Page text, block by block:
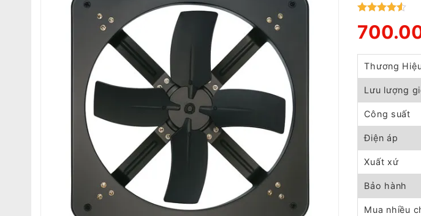
4.5
gốc
là:
800.000 ₫.
hiện
tại
700.000 ₫.
Thương
Lưu lượng
Công suất
Điện áp
Xuất xứ
Bảo hành
Mua nhiều